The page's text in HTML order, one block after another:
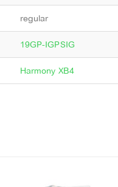
regular
19GP-IGPSIG
Harmony XB4